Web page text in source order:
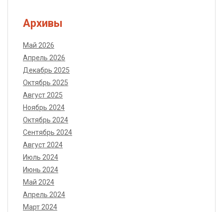
Архивы
Май 2026
Апрель 2026
Декабрь 2025
Октябрь 2025
Август 2025
Ноябрь 2024
Октябрь 2024
Сентябрь 2024
Август 2024
Июль 2024
Июнь 2024
Май 2024
Апрель 2024
Март 2024